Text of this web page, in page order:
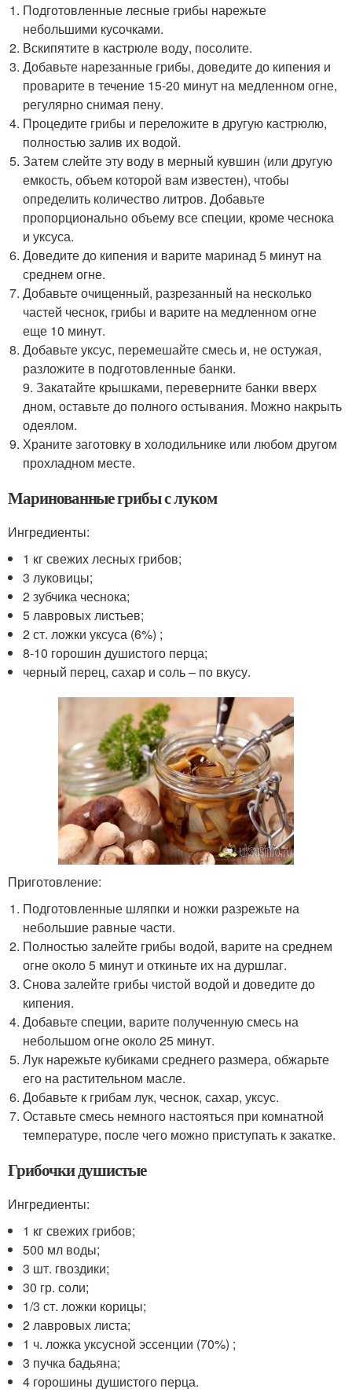
Подготовленные лесные грибы нарежьте
небольшими кусочками.
Вскипятите в кастрюле воду, посолите.
Добавьте нарезанные грибы, доведите до кипения и
проварите в течение 15-20 минут на медленном огне,
регулярно снимая пену.
Процедите грибы и переложите в другую кастрюлю,
полностью залив их водой.
Затем слейте эту воду в мерный кувшин (или другую
емкость, объем которой вам известен), чтобы
определить количество литров. Добавьте
пропорционально объему все специи, кроме чеснока
и уксуса.
Доведите до кипения и варите маринад 5 минут на
среднем огне.
Добавьте очищенный, разрезанный на несколько
частей чеснок, грибы и варите на медленном огне
еще 10 минут.
Добавьте уксус, перемешайте смесь и, не остужая,
разложите в подготовленные банки.
9. Закатайте крышками, переверните банки вверх
дном, оставьте до полного остывания. Можно накрыть
одеялом.
Храните заготовку в холодильнике или любом другом
прохладном месте.
Маринованные грибы с луком
Ингредиенты:
1 кг свежих лесных грибов;
3 луковицы;
2 зубчика чеснока;
5 лавровых листьев;
2 ст. ложки уксуса (6%) ;
8-10 горошин душистого перца;
черный перец, сахар и соль – по вкусу.
Приготовление:
Подготовленные шляпки и ножки разрежьте на
небольшие равные части.
Полностью залейте грибы водой, варите на среднем
огне около 5 минут и откиньте их на дуршлаг.
Снова залейте грибы чистой водой и доведите до
кипения.
Добавьте специи, варите полученную смесь на
небольшом огне около 25 минут.
Лук нарежьте кубиками среднего размера, обжарьте
его на растительном масле.
Добавьте к грибам лук, чеснок, сахар, уксус.
Оставьте смесь немного настояться при комнатной
температуре, после чего можно приступать к закатке.
Грибочки душистые
Ингредиенты:
1 кг свежих грибов;
500 мл воды;
3 шт. гвоздики;
30 гр. соли;
1/3 ст. ложки корицы;
2 лавровых листа;
1 ч. ложка уксусной эссенции (70%) ;
3 пучка бадьяна;
4 горошины душистого перца.